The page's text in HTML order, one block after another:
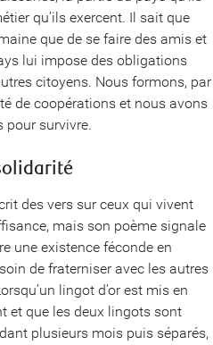
qu’ils exercent. Il sait que
que de se faire des amis et
lui impose des obligations
citoyens. Nous formons, par
de coopérations et nous avons
pour survivre.
des vers sur ceux qui vivent
mais son poème signale
une existence féconde en
de fraterniser avec les autres
lingot d’or est mis en
et que les deux lingots sont
plusieurs mois puis séparés,